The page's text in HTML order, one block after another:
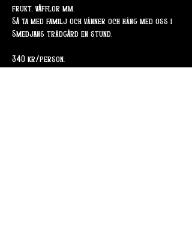
frukt, våfflor mm.
Så ta med familj och vänner och häng med oss i
Smedjans trädgård en stund.
340 kr/person.